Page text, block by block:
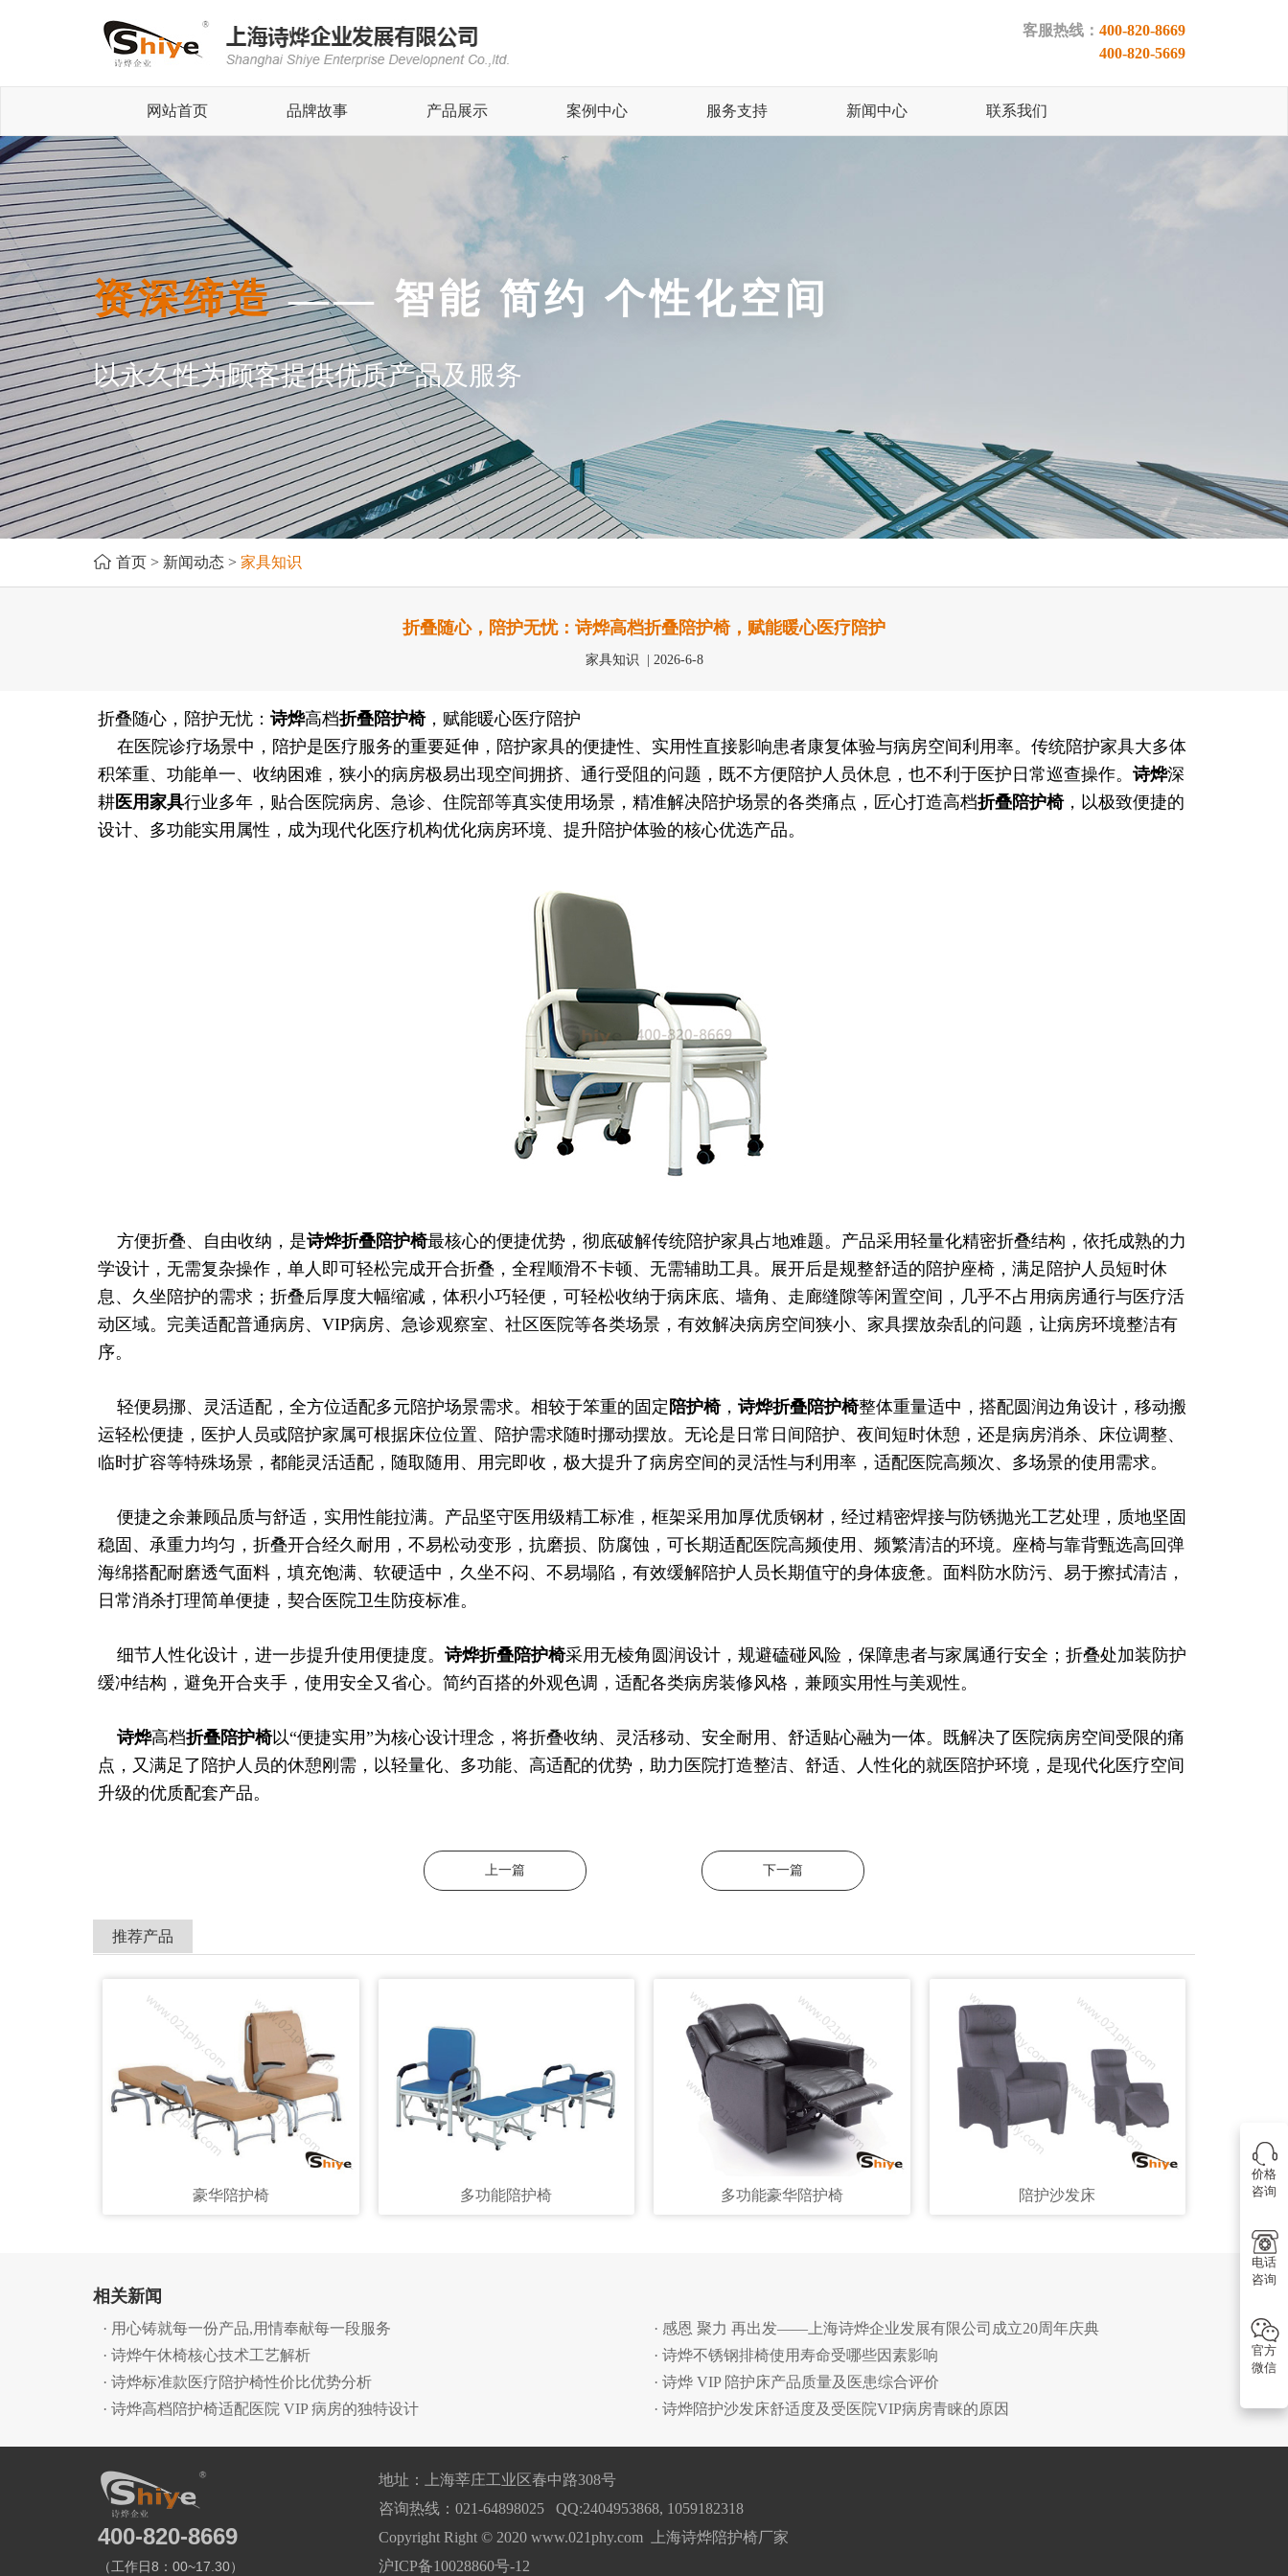
客服热线： 400-820-8669
400-820-5669
网站首页 品牌故事 产品展示 案例中心 服务支持 新闻中心 联系我们
资深缔造—— 智能 简约 个性化空间
以永久性为顾客提供优质产品及服务
首页 > 新闻动态 > 家具知识
折叠随心，陪护无忧：诗烨高档折叠陪护椅，赋能暖心医疗陪护
家具知识 | 2026-6-8
折叠随心，陪护无忧： 诗烨高档折叠陪护椅，赋能暖心医疗陪护
在医院诊疗场景中，陪护是医疗服务的重要延伸，陪护家具的便捷性、实用性直接影响患者康复体验与病房空间利用率。传统陪护家具大多体
积笨重、功能单一、收纳困难，狭小的病房极易出现空间拥挤、通行受阻的问题，既不方便陪护人员休息，也不利于医护日常巡查操作。 诗烨深
耕医用家具行业多年，贴合医院病房、急诊、住院部等真实使用场景，精准解决陪护场景的各类痛点，匠心打造高档折叠陪护椅，以极致便捷的
设计、多功能实用属性，成为现代化医疗机构优化病房环境、提升陪护体验的核心优选产品。
方便折叠、自由收纳，是诗烨折叠陪护椅最核心的便捷优势，彻底破解传统陪护家具占地难题。产品采用轻量化精密折叠结构，依托成熟的力
学设计，无需复杂操作，单人即可轻松完成开合折叠，全程顺滑不卡顿、无需辅助工具。展开后是规整舒适的陪护座椅，满足陪护人员短时休
息、久坐陪护的需求；折叠后厚度大幅缩减，体积小巧轻便，可轻松收纳于病床底、墙角、走廊缝隙等闲置空间，几乎不占用病房通行与医疗活
动区域。完美适配普通病房、VIP病房、急诊观察室、社区医院等各类场景，有效解决病房空间狭小、家具摆放杂乱的问题，让病房环境整洁有
序。
轻便易挪、灵活适配，全方位适配多元陪护场景需求。相较于笨重的固定 陪护椅， 诗烨折叠陪护椅整体重量适中，搭配圆润边角设计，移动搬
运轻松便捷，医护人员或陪护家属可根据床位位置、陪护需求随时挪动摆放。无论是日常日间陪护、夜间短时休憩，还是病房消杀、床位调整、
临时扩容等特殊场景，都能灵活适配，随取随用、用完即收，极大提升了病房空间的灵活性与利用率，适配医院高频次、多场景的使用需求。
便捷之余兼顾品质与舒适，实用性能拉满。产品坚守医用级精工标准，框架采用加厚优质钢材，经过精密焊接与防锈抛光工艺处理，质地坚固
稳固、承重力均匀，折叠开合经久耐用，不易松动变形，抗磨损、防腐蚀，可长期适配医院高频使用、频繁清洁的环境。座椅与靠背甄选高回弹
海绵搭配耐磨透气面料，填充饱满、软硬适中，久坐不闷、不易塌陷，有效缓解陪护人员长期值守的身体疲惫。面料防水防污、易于擦拭清洁，
日常消杀打理简单便捷，契合医院卫生防疫标准。
细节人性化设计，进一步提升使用便捷度。 诗烨折叠陪护椅采用无棱角圆润设计，规避磕碰风险，保障患者与家属通行安全；折叠处加装防护
缓冲结构，避免开合夹手，使用安全又省心。简约百搭的外观色调，适配各类病房装修风格，兼顾实用性与美观性。
诗烨高档折叠陪护椅以“便捷实用”为核心设计理念，将折叠收纳、灵活移动、安全耐用、舒适贴心融为一体。既解决了医院病房空间受限的痛
点，又满足了陪护人员的休憩刚需，以轻量化、多功能、高适配的优势，助力医院打造整洁、舒适、人性化的就医陪护环境，是现代化医疗空间
升级的优质配套产品。
上一篇 下一篇
推荐产品
豪华陪护椅 多功能陪护椅 多功能豪华陪护椅 陪护沙发床
相关新闻
· 用心铸就每一份产品,用情奉献每一段服务
· 感恩 聚力 再出发——上海诗烨企业发展有限公司成立20周年庆典
· 诗烨午休椅核心技术工艺解析
· 诗烨不锈钢排椅使用寿命受哪些因素影响
· 诗烨标准款医疗陪护椅性价比优势分析
· 诗烨 VIP 陪护床产品质量及医患综合评价
· 诗烨高档陪护椅适配医院 VIP 病房的独特设计
· 诗烨陪护沙发床舒适度及受医院VIP病房青睐的原因
400-820-8669
（工作日8：00~17.30）
地址：上海莘庄工业区春中路308号
咨询热线：021-64898025 QQ:2404953868, 1059182318
Copyright Right © 2020 www.021phy.com 上海诗烨陪护椅厂家
沪ICP备10028860号-12
价格
咨询
电话
咨询
官方
微信